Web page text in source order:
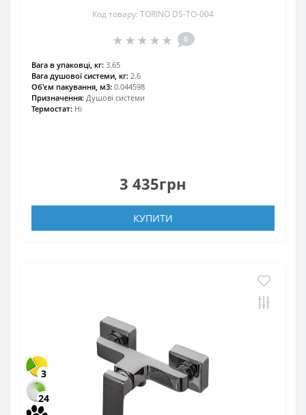
Код товару: TORINO DS-TO-004
0
Вага в упаковці, кг: 3.65
Вага душової системи, кг: 2.6
Об'єм пакування, м3: 0.044598
Призначення: Душові системи
Термостат: Ні
3 435грн
КУПИТИ
3
24